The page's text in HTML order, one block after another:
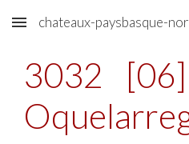
Skip to main content
chateaux-paysbasque-
3032
[06]